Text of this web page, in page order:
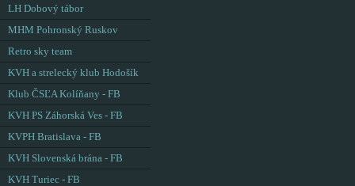
LH Dobový tábor
MHM Pohronský Ruskov
Retro sky team
KVH a strelecký klub Hodošík
Klub ČSĽA Kolíňany - FB
KVH PS Záhorská Ves - FB
KVPH Bratislava - FB
KVH Slovenská brána - FB
KVH Turiec - FB